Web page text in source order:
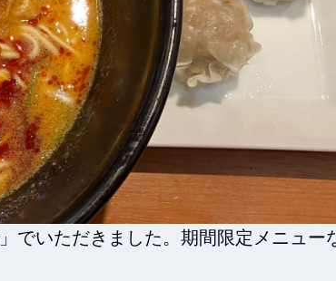
でいただきました。期間限定メニュー